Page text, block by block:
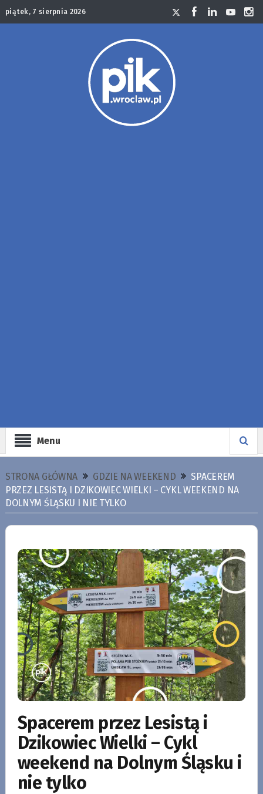
piątek, 7 sierpnia 2026
Menu
STRONA GŁÓWNA GDZIE NA WEEKEND
SPACEREM
PRZEZ LESISTĄ I DZIKOWIEC WIELKI – CYKL WEEKEND NA
DOLNYM ŚLĄSKU I NIE TYLKO
Spacerem przez Lesistą i
Dzikowiec Wielki – Cykl
weekend na Dolnym Śląsku i
nie tylko